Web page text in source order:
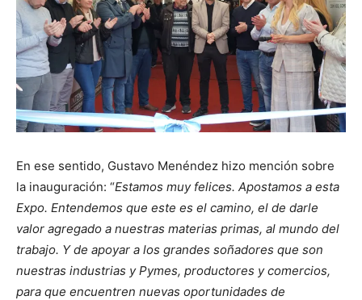
En ese sentido, Gustavo Menéndez hizo mención sobre
la inauguración: “Estamos muy felices. Apostamos a esta
Expo. Entendemos que este es el camino, el de darle
valor agregado a nuestras materias primas, al mundo del
trabajo. Y de apoyar a los grandes soñadores que son
nuestras industrias y Pymes, productores y comercios,
para que encuentren nuevas oportunidades de